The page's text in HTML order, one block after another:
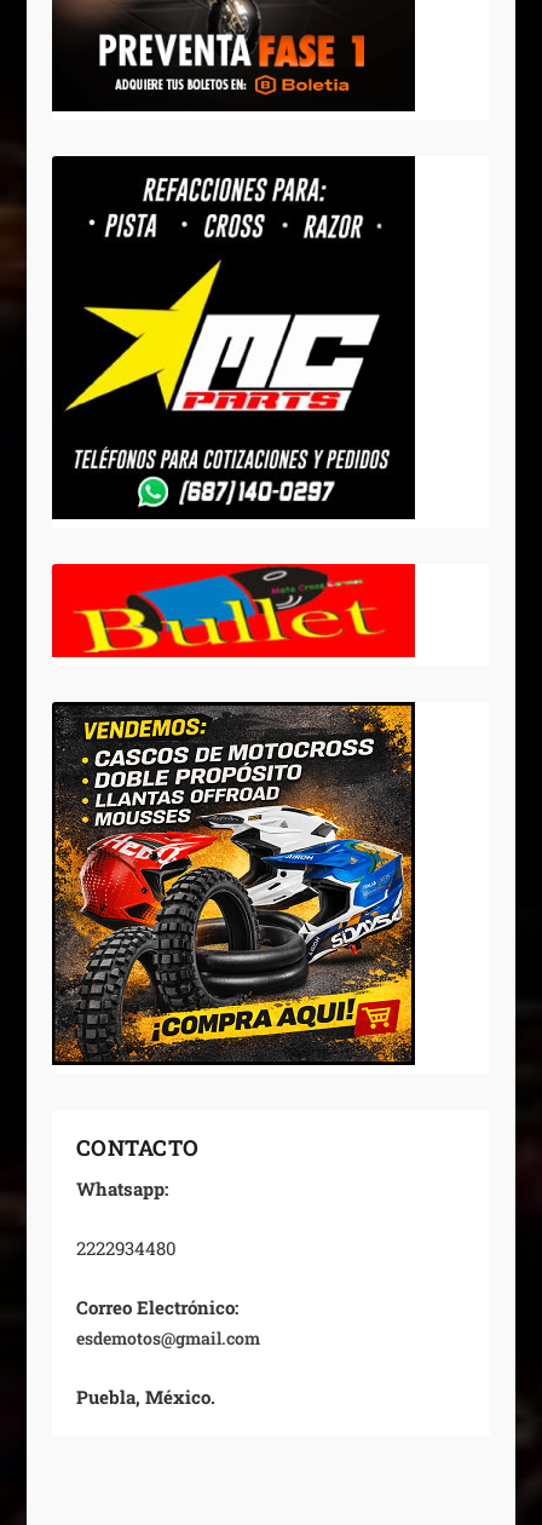
CONTACTO
Whatsapp:
2222934480
Correo Electrónico:
esdemotos@gmail.com
Puebla, México.